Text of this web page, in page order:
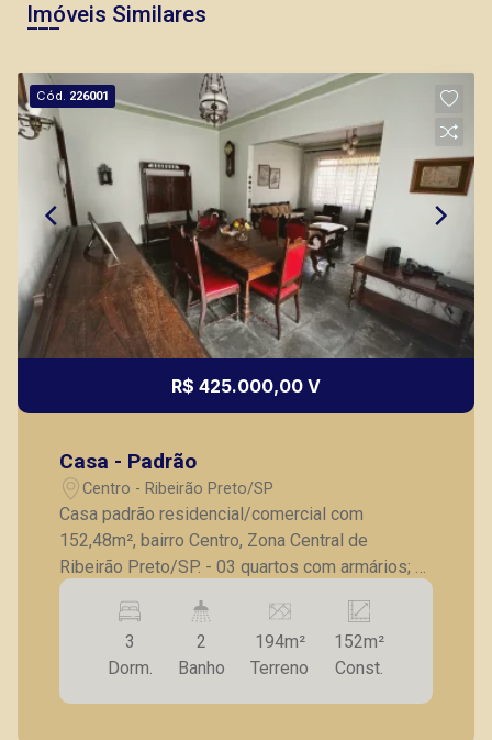
Imóveis Similares
Cód. 226001
R$ 425.000,00 V
Casa - Padrão
Centro - Ribeirão Preto/SP
Casa padrão residencial/comercial com
152,48m², bairro Centro, Zona Central de
Ribeirão Preto/SP. - 03 quartos com armários; -
Banheiro social; - Sala para 2 ambientes; -
Cozinha com armários; - Despensa; -
Lavanderia; - Banheiro de serviço; - Corredor
lateral; - Jardim. A Piramid tem como objetivo
atender seus clientes com agilidade e
3
Dorm.
2
Banho
194m²
Terreno
152m²
Const.